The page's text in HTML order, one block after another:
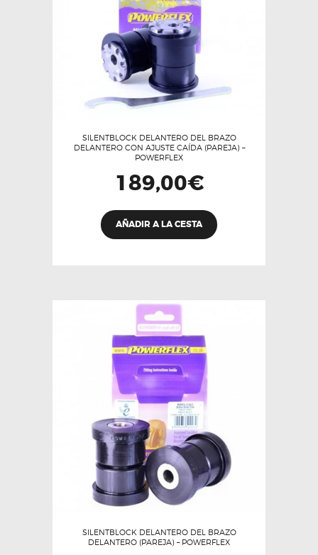
SILENTBLOCK DELANTERO DEL BRAZO
DELANTERO CON AJUSTE CAÍDA (PAREJA) –
POWERFLEX
189,00€
AÑADIR A LA CESTA
SILENTBLOCK DELANTERO DEL BRAZO
DELANTERO (PAREJA) – POWERFLEX